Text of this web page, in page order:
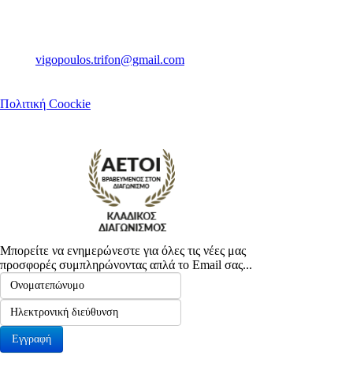
vigopoulos.trifon@gmail.com
Πολιτική Coockie
Μπορείτε να ενημερώνεστε για όλες τις νέες μας
προσφορές συμπληρώνοντας απλά το Email σας...